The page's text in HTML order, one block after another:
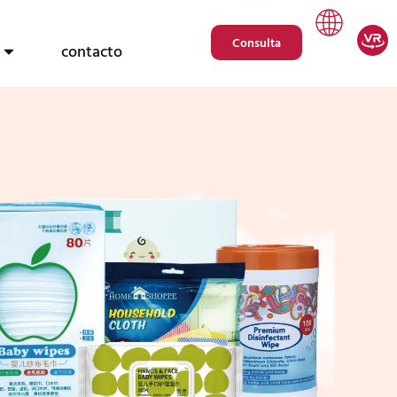
contacto Consulta